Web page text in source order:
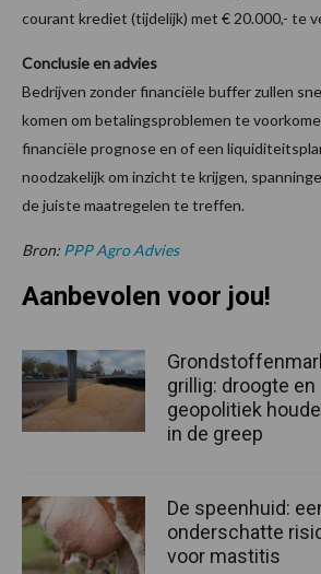
courant krediet (tijdelijk) met € 20.000,- te
Conclusie en advies
Bedrijven zonder financiële buffer zullen
komen om betalingsproblemen te
financiële prognose en of een
noodzakelijk om inzicht te krijgen,
de juiste maatregelen te treffen.
Bron: PPP Agro Advies
Aanbevolen voor jou!
grillig: droogte en
geopolitiek
in de greep
De speenhuid:
onderschatte
voor mastitis